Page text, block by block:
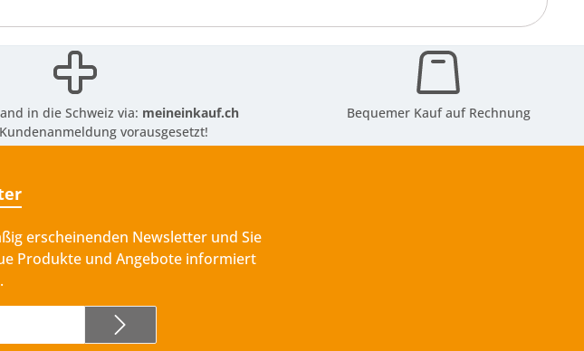
in die Schweiz via: meineinkauf.ch
vorausgesetzt!
Bequemer Kauf auf Rechnung
erscheinenden Newsletter und Sie
Produkte und Angebote informiert